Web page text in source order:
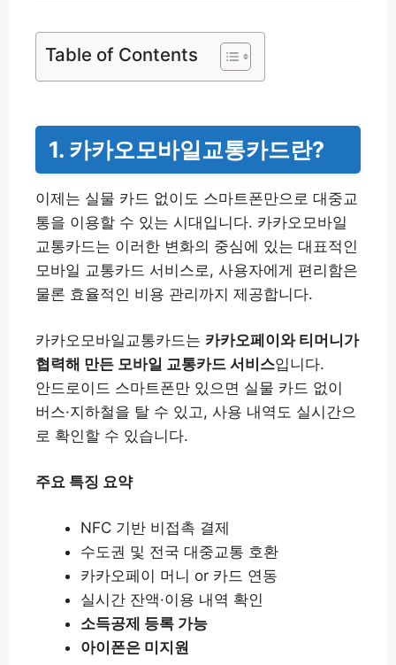
Table of Contents
1. 카카오모바일교통카드란?
이제는 실물 카드 없이도 스마트폰만으로 대중교
통을 이용할 수 있는 시대입니다. 카카오모바일
교통카드는 이러한 변화의 중심에 있는 대표적인
모바일 교통카드 서비스로, 사용자에게 편리함은
물론 효율적인 비용 관리까지 제공합니다.
카카오모바일교통카드는 카카오페이와 티머니가
협력해 만든 모바일 교통카드 서비스입니다.
안드로이드 스마트폰만 있으면 실물 카드 없이
버스·지하철을 탈 수 있고, 사용 내역도 실시간으
로 확인할 수 있습니다.
주요 특징 요약
NFC 기반 비접촉 결제
수도권 및 전국 대중교통 호환
카카오페이 머니 or 카드 연동
실시간 잔액·이용 내역 확인
소득공제 등록 가능
아이폰은 미지원